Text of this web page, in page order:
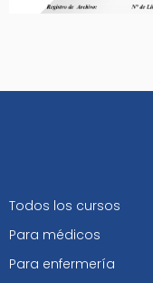
Todos los cursos
Para médicos
Para enfermería